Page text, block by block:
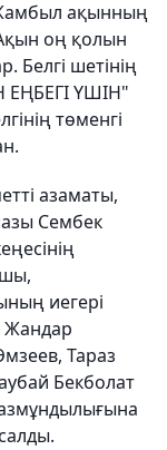
ақынның
Ақын оң қолын
Белгі шетінің
ЕҢБЕГІ ҮШІН"
төменгі
азаматы,
Сембек
иегері
Жандар
Тараз
Бекболат